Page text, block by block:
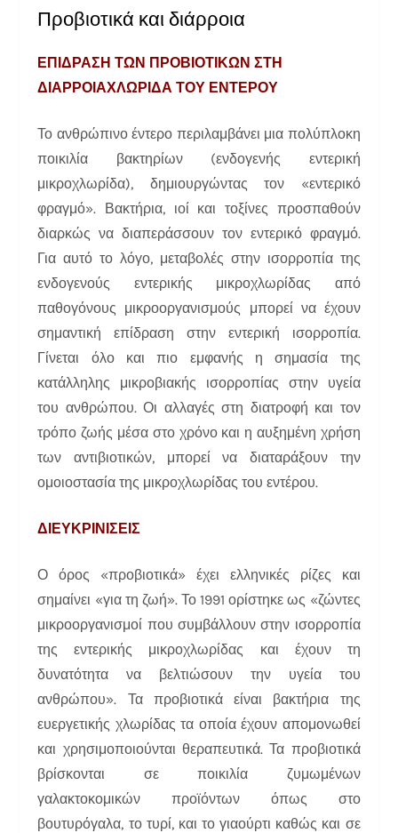
Προβιοτικά και διάρροια
ΕΠΙΔΡΑΣΗ ΤΩΝ ΠΡΟΒΙΟΤΙΚΩΝ ΣΤΗ
ΔΙΑΡΡΟΙΑΧΛΩΡΙΔΑ ΤΟΥ ΕΝΤΕΡΟΥ
Το ανθρώπινο έντερο περιλαμβάνει μια πολύπλοκη
ποικιλία βακτηρίων (ενδογενής εντερική
μικροχλωρίδα), δημιουργώντας τον «εντερικό
φραγμό». Βακτήρια, ιοί και τοξίνες προσπαθούν
διαρκώς να διαπεράσσουν τον εντερικό φραγμό.
Για αυτό το λόγο, μεταβολές στην ισορροπία της
ενδογενούς εντερικής μικροχλωρίδας από
παθογόνους μικροοργανισμούς μπορεί να έχουν
σημαντική επίδραση στην εντερική ισορροπία.
Γίνεται όλο και πιο εμφανής η σημασία της
κατάλληλης μικροβιακής ισορροπίας στην υγεία
του ανθρώπου. Οι αλλαγές στη διατροφή και τον
τρόπο ζωής μέσα στο χρόνο και η αυξημένη χρήση
των αντιβιοτικών, μπορεί να διαταράξουν την
ομοιοστασία της μικροχλωρίδας του εντέρου.
ΔΙΕΥΚΡΙΝΙΣΕΙΣ
Ο όρος «προβιοτικά» έχει ελληνικές ρίζες και
σημαίνει «για τη ζωή». Το 1991 ορίστηκε ως «ζώντες
μικροοργανισμοί που συμβάλλουν στην ισορροπία
της εντερικής μικροχλωρίδας και έχουν τη
δυνατότητα να βελτιώσουν την υγεία του
ανθρώπου». Τα προβιοτικά είναι βακτήρια της
ευεργετικής χλωρίδας τα οποία έχουν απομονωθεί
και χρησιμοποιούνται θεραπευτικά. Τα προβιοτικά
βρίσκονται σε ποικιλία ζυμωμένων
γαλακτοκομικών προϊόντων όπως στο
βουτυρόγαλα, το τυρί, και το γιαούρτι καθώς και σε